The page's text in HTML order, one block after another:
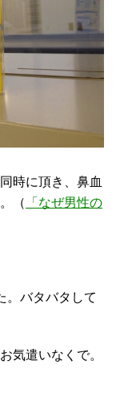
時に頂き、鼻血
（
「なぜ男性の
。バタバタして
気遣いなくで。